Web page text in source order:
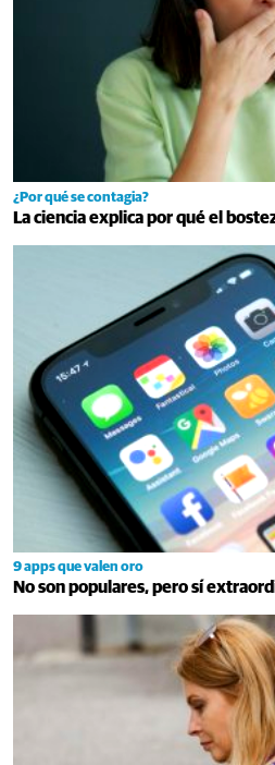
¿Por qué se contagia?
La ciencia explica por qué el
9 apps que valen oro
No son populares, pero sí